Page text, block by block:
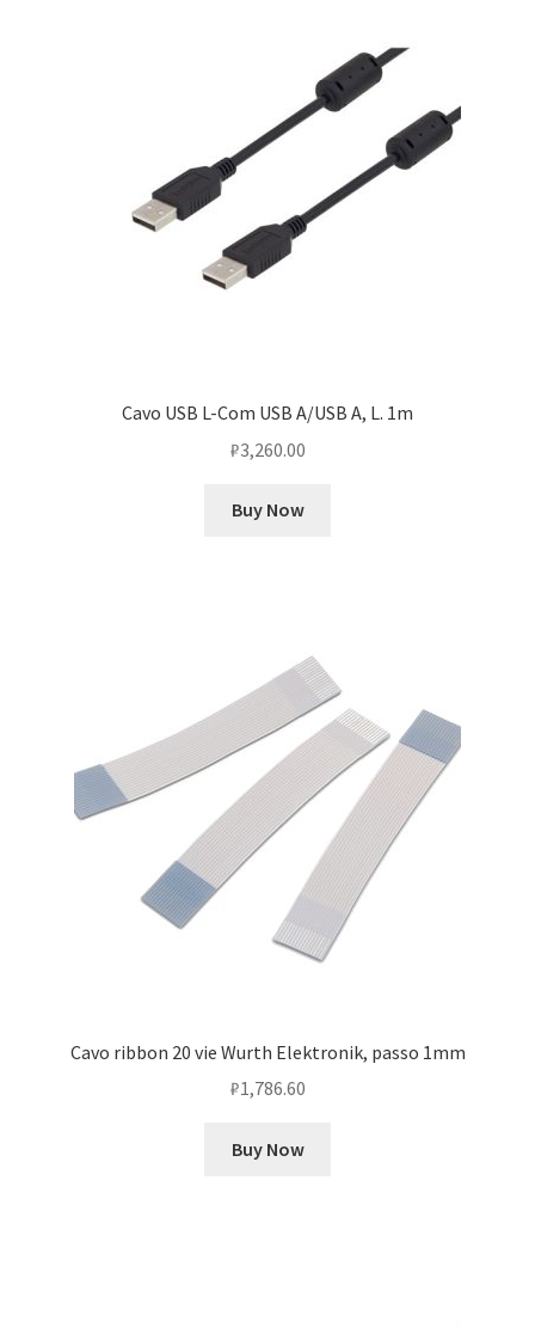
Cavo USB L-Com USB A/USB A, L. 1m
₽3,260.00
Buy Now
Cavo ribbon 20 vie Wurth Elektronik, passo 1mm
₽1,786.60
Buy Now